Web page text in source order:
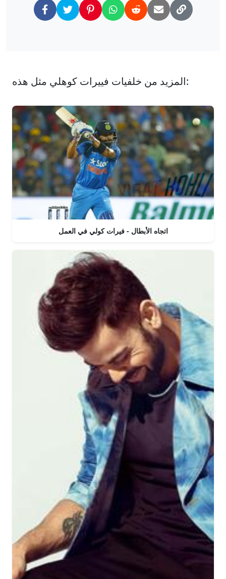
المزيد من خلفيات فييرات كوهلي مثل هذه:
اتجاه الأبطال - فيرات كولي في العمل